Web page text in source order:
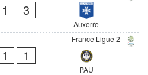
1 3
Auxerre
France Ligue 2
1 1
PAU